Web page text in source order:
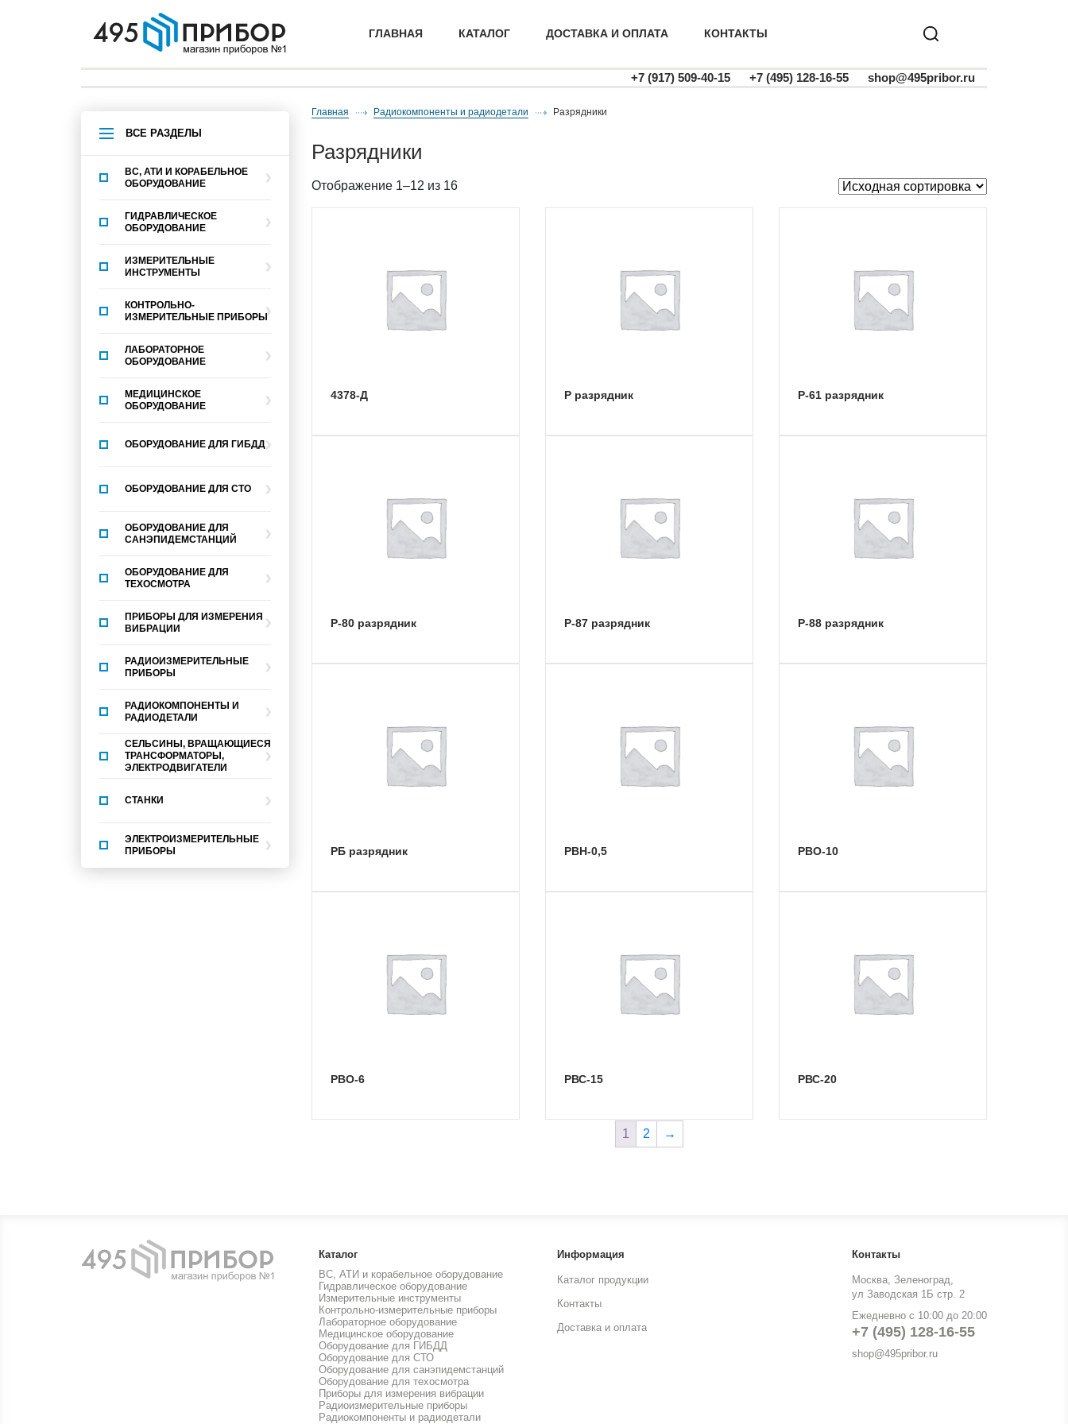
ГЛАВНАЯ КАТАЛОГ ДОСТАВКА И ОПЛАТА КОНТАКТЫ
+7 (917) 509-40-15 +7 (495) 128-16-55 shop@495pribor.ru
ВСЕ РАЗДЕЛЫ
ВС, АТИ И КОРАБЕЛЬНОЕ
ОБОРУДОВАНИЕ
ГИДРАВЛИЧЕСКОЕ
ОБОРУДОВАНИЕ
ИЗМЕРИТЕЛЬНЫЕ
ИНСТРУМЕНТЫ
КОНТРОЛЬНО-
ИЗМЕРИТЕЛЬНЫЕ ПРИБОРЫ
ЛАБОРАТОРНОЕ
ОБОРУДОВАНИЕ
МЕДИЦИНСКОЕ
ОБОРУДОВАНИЕ
ОБОРУДОВАНИЕ ДЛЯ ГИБДД
ОБОРУДОВАНИЕ ДЛЯ СТО
ОБОРУДОВАНИЕ ДЛЯ
САНЭПИДЕМСТАНЦИЙ
ОБОРУДОВАНИЕ ДЛЯ
ТЕХОСМОТРА
ПРИБОРЫ ДЛЯ ИЗМЕРЕНИЯ
ВИБРАЦИИ
РАДИОИЗМЕРИТЕЛЬНЫЕ
ПРИБОРЫ
РАДИОКОМПОНЕНТЫ И
РАДИОДЕТАЛИ
СЕЛЬСИНЫ, ВРАЩАЮЩИЕСЯ
ТРАНСФОРМАТОРЫ,
ЭЛЕКТРОДВИГАТЕЛИ
СТАНКИ
ЭЛЕКТРОИЗМЕРИТЕЛЬНЫЕ
ПРИБОРЫ
Главная Радиокомпоненты и радиодетали разрядники
разрядники
Отображение 1–12 из 16
4378-Д Р разрядник Р-61 разрядник
Р-80 разрядник Р-87 разрядник Р-88 разрядник
РБ разрядник РВН-0,5 РВО-10
РВО-6 РВС-15 РВС-20
1 2 →
Каталог
ВС, АТИ и корабельное оборудование
Гидравлическое оборудование
Измерительные инструменты
Контрольно-измерительные приборы
Лабораторное оборудование
Медицинское оборудование
Оборудование для ГИБДД
Оборудование для СТО
Оборудование для санэпидемстанций
Оборудование для техосмотра
Приборы для измерения вибрации
Радиоизмерительные приборы
Радиокомпоненты и радиодетали
Информация
Каталог продукции
Контакты
Доставка и оплата
Контакты
Москва, Зеленоград,
ул Заводская 1Б стр. 2
Ежедневно с 10:00 до 20:00
+7 (495) 128-16-55
shop@495pribor.ru